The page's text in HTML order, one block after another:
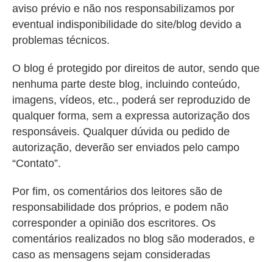
aviso prévio e não nos responsabilizamos por
eventual indisponibilidade do site/blog devido a
problemas técnicos.
O blog é protegido por direitos de autor, sendo que
nenhuma parte deste blog, incluindo conteúdo,
imagens, vídeos, etc., poderá ser reproduzido de
qualquer forma, sem a expressa autorização dos
responsáveis. Qualquer dúvida ou pedido de
autorização, deverão ser enviados pelo campo
“Contato”.
Por fim, os comentários dos leitores são de
responsabilidade dos próprios, e podem não
corresponder a opinião dos escritores. Os
comentários realizados no blog são moderados, e
caso as mensagens sejam consideradas